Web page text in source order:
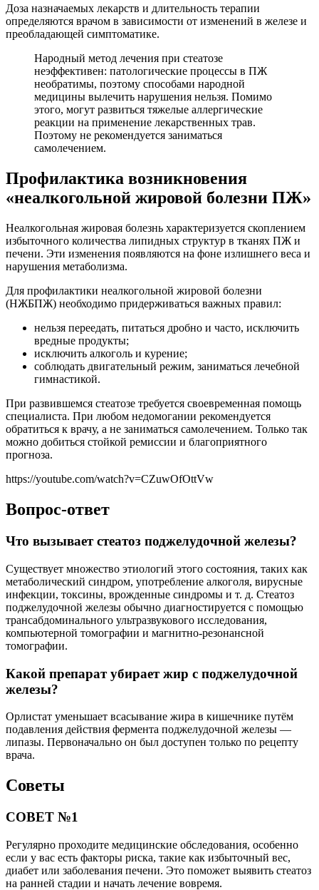
Доза назначаемых лекарств и длительность терапии
определяются врачом в зависимости от изменений в железе и
преобладающей симптоматике.
Народный метод лечения при стеатозе
неэффективен: патологические процессы в ПЖ
необратимы, поэтому способами народной
медицины вылечить нарушения нельзя. Помимо
этого, могут развиться тяжелые аллергические
реакции на применение лекарственных трав.
Поэтому не рекомендуется заниматься
самолечением.
Профилактика возникновения
«неалкогольной жировой болезни ПЖ»
Неалкогольная жировая болезнь характеризуется скоплением
избыточного количества липидных структур в тканях ПЖ и
печени. Эти изменения появляются на фоне излишнего веса и
нарушения метаболизма.
Для профилактики неалкогольной жировой болезни
(НЖБПЖ) необходимо придерживаться важных правил:
нельзя переедать, питаться дробно и часто, исключить
вредные продукты;
исключить алкоголь и курение;
соблюдать двигательный режим, заниматься лечебной
гимнастикой.
При развившемся стеатозе требуется своевременная помощь
специалиста. При любом недомогании рекомендуется
обратиться к врачу, а не заниматься самолечением. Только так
можно добиться стойкой ремиссии и благоприятного
прогноза.
https://youtube.com/watch?v=CZuwOfOttVw
Вопрос-ответ
Что вызывает стеатоз поджелудочной железы?
Существует множество этиологий этого состояния, таких как
метаболический синдром, употребление алкоголя, вирусные
инфекции, токсины, врожденные синдромы и т. д. Стеатоз
поджелудочной железы обычно диагностируется с помощью
трансабдоминального ультразвукового исследования,
компьютерной томографии и магнитно-резонансной
томографии.
Какой препарат убирает жир с поджелудочной
железы?
Орлистат уменьшает всасывание жира в кишечнике путём
подавления действия фермента поджелудочной железы —
липазы. Первоначально он был доступен только по рецепту
врача.
Советы
СОВЕТ №1
Регулярно проходите медицинские обследования, особенно
если у вас есть факторы риска, такие как избыточный вес,
диабет или заболевания печени. Это поможет выявить стеатоз
на ранней стадии и начать лечение вовремя.